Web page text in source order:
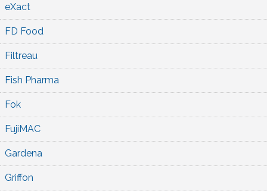
eXact
FD Food
Filtreau
Fish Pharma
Fok
FujiMAC
Gardena
Griffon